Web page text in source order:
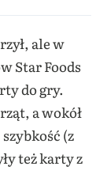
ale w
Star Foods
do gry.
a wokół
(z
też karty z